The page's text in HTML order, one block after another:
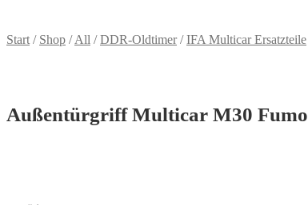
Start / Shop /All /DDR-Oldtimer/IFA Multicar Ersatzteile
Außentürgriff Multicar M30 Fumo